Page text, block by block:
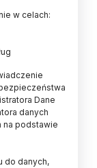
wzrosła
jak: otyłość
tętnicze
i
w celach:
Dane
danych
na podstawie
do danych,